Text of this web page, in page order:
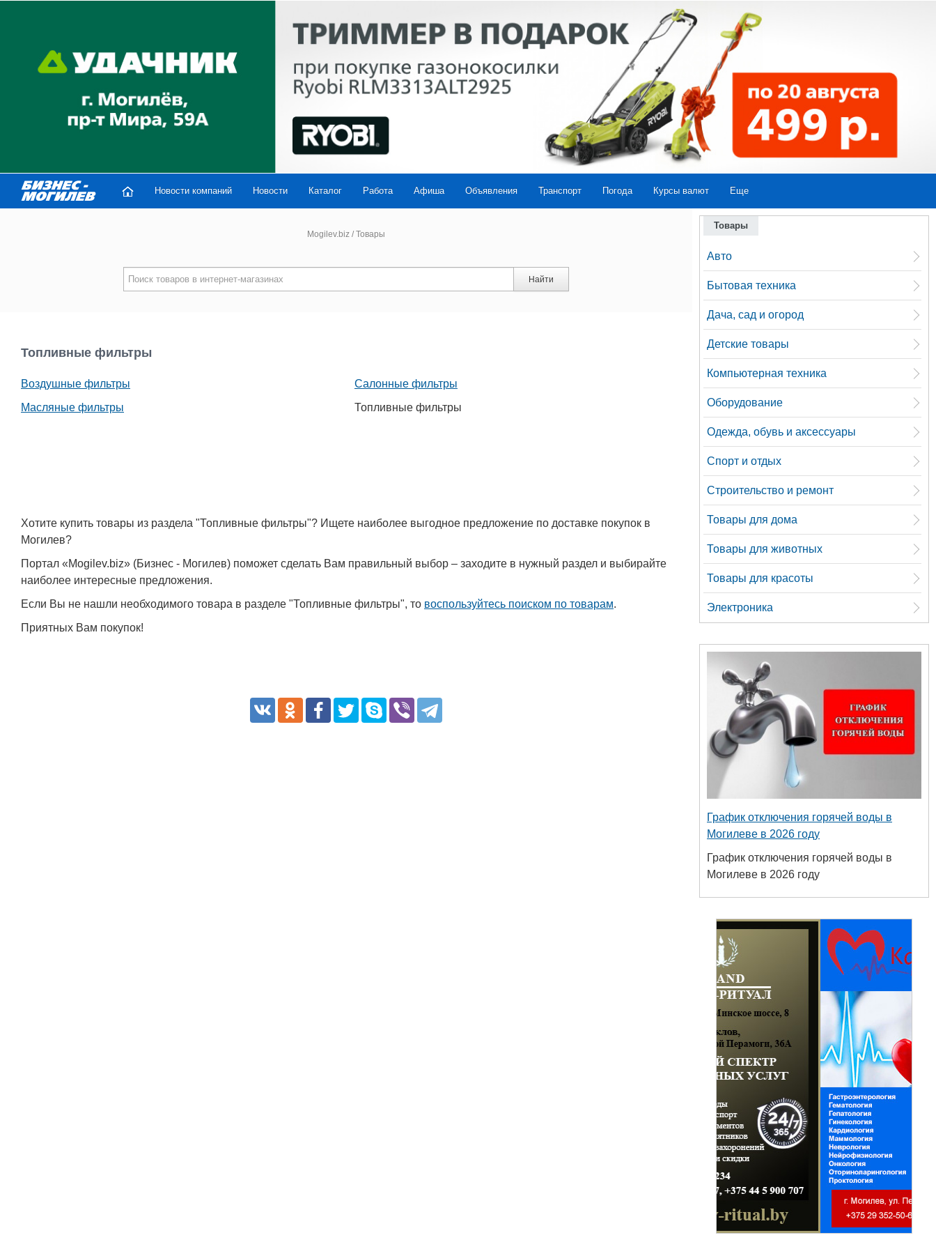
Новости компаний Новости Каталог Работа Афиша Объявления Транспорт Погода Курсы валют Еще
Mogilev.biz /Товары
Найти
Топливные фильтры
Воздушные фильтры
Масляные фильтры
Салонные фильтры
Топливные фильтры
Хотите купить товары из раздела "Топливные фильтры"? Ищете наиболее выгодное предложение по доставке покупок в
Могилев?
Портал «Mogilev.biz» (Бизнес - Могилев) поможет сделать Вам правильный выбор – заходите в нужный раздел и выбирайте
наиболее интересные предложения.
Если Вы не нашли необходимого товара в разделе "Топливные фильтры", то воспользуйтесь поиском по товарам.
Приятных Вам покупок!
Товары
Авто
Бытовая техника
Дача, сад и огород
Детские товары
Компьютерная техника
Оборудование
Одежда, обувь и аксессуары
Спорт и отдых
Строительство и ремонт
Товары для дома
Товары для животных
Товары для красоты
Электроника
График отключения горячей воды в
Могилеве в 2026 году
График отключения горячей воды в
Могилеве в 2026 году